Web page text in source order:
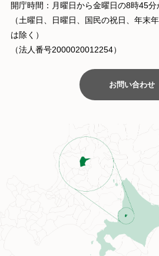
開庁時間：月曜日から金曜日の8時45
（土曜日、日曜日、国民の祝日、年末
は除く）
（法人番号2000020012254）
お問い合わせ